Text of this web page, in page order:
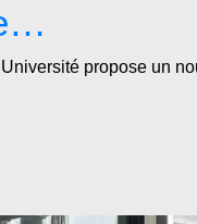
propose un